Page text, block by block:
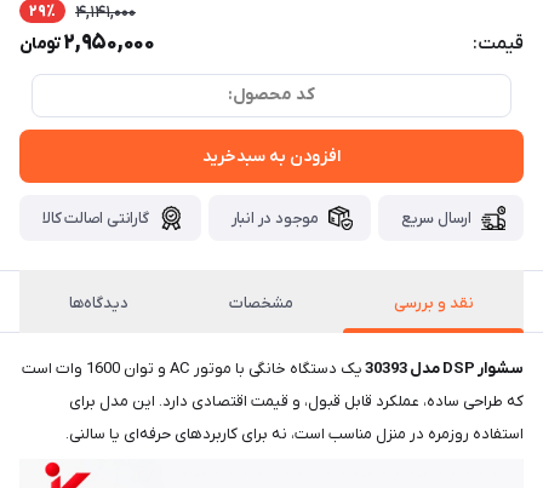
قیمت:
4,141,000 29٪
2,950,000تومان
کد محصول:
افزودن به سبدخرید
ارسال سریع موجود در انبار گارانتی اصالت کالا
نقد و بررسی مشخصات دیدگاه‌ها
سشوار DSP مدل 30393
یک دستگاه خانگی با موتور AC و توان 1600 وات است
که طراحی ساده، عملکرد قابل قبول، و قیمت اقتصادی دارد. این مدل برای
استفاده روزمره در منزل مناسب است، نه برای کاربردهای حرفه‌ای یا سالنی.